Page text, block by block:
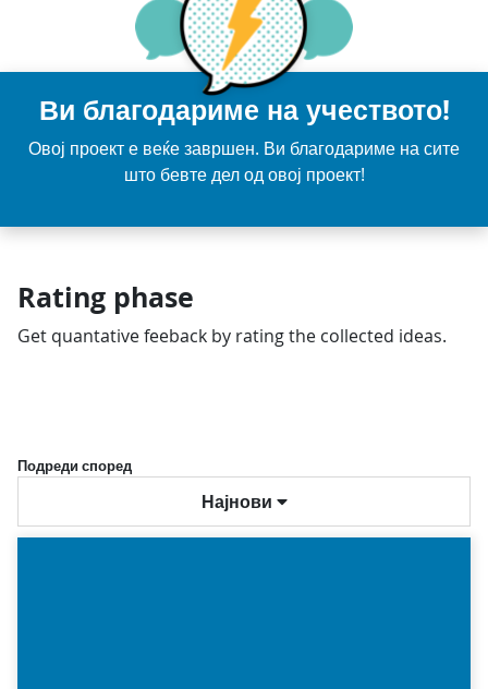
Ви благодариме на учеството!
Овој проект е веќе завршен. Ви благодариме на сите
што бевте дел од овој проект!
Rating phase
Get quantative feeback by rating the collected ideas.
Подреди според
Најнови